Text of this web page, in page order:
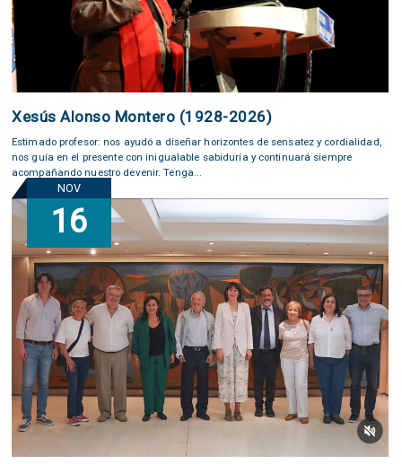
Xesús Alonso Montero (1928-2026)
Estimado profesor: nos ayudó a diseñar horizontes de sensatez y cordialidad,
nos guía en el presente con inigualable sabiduría y continuará siempre
acompañando nuestro devenir. Tenga...
NOV
16